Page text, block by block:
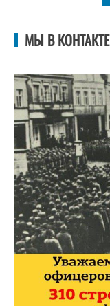
МЫ В КОНТАКТЕ